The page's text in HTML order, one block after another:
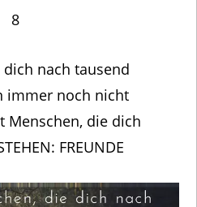
8
nach tausend
immer noch nicht
Menschen, die dich
FREUNDE